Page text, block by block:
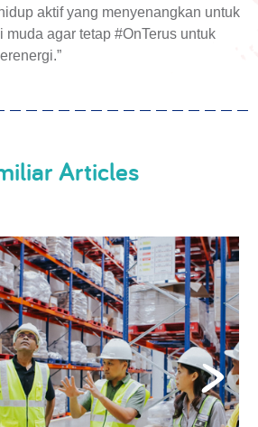
aktif yang menyenangkan untuk
muda agar tetap #OnTerus untuk
Articles